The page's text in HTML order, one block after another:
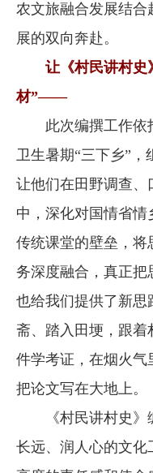
农文旅融合发展结
展的双向奔赴。
让《村民讲村史
材”——
此次编撰工作依
卫生暑期“三下乡”，
让他们在田野调查、
中，深化对国情省情
传统课堂的壁垒，将
务深度融合，真正把
也给我们提供了新思
斋、踏入田埂，跟着
件学考证，在烟火气
把论文写在大地上。
《村民讲村史》
长远、润人心的文化